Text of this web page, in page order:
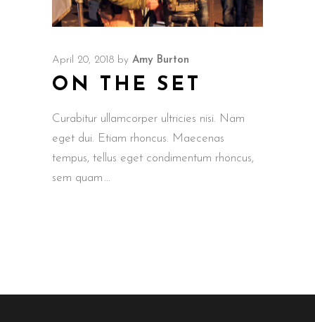
April 20, 2018 by Amy Burton
ON THE SET
Curabitur ullamcorper ultricies nisi. Nam
eget dui. Etiam rhoncus. Maecenas
tempus, tellus eget condimentum rhoncus,
sem quam